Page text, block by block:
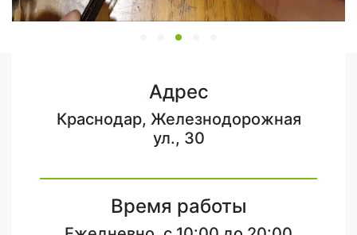
Адрес
Краснодар, Железнодорожная
ул., 30
Время работы